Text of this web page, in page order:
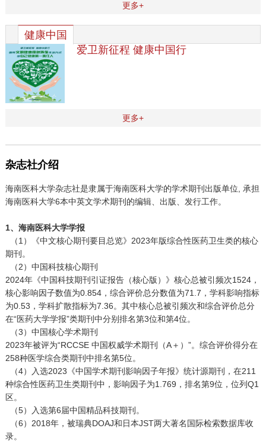
更多+
健康中国
爱卫新征程 健康中国行
更多+
杂志社介绍
海南医科大学杂志社是隶属于海南医科大学的学术期刊出版单位, 承担
海南医科大学6本中英文学术期刊的编辑、出版、发行工作。
1、海南医科大学学报
（1）《中文核心期刊要目总览》2023年版综合性医药卫生类的核心
期刊。
（2）中国科技核心期刊
2024年《中国科技期刊引证报告（核心版）》核心总被引频次1524，
核心影响因子数值为0.854，综合评价总分数值为71.7，学科影响指标
为0.53，学科扩散指标为7.36。其中核心总被引频次和综合评价总分
在“医药大学学报”类期刊中分别排名第3位和第4位。
（3）中国核心学术期刊
2023年被评为“RCCSE 中国权威学术期刊（A＋）”。综合评价得分在
258种医学综合类期刊中排名第5位。
（4）入选2023《中国学术期刊影响因子年报》统计源期刊，在211
种综合性医药卫生类期刊中，影响因子为1.769，排名第9位，位列Q1
区。
（5）入选第6届中国精品科技期刊。
（6）2018年，被瑞典DOAJ和日本JST两大著名国际检索数据库收
录。